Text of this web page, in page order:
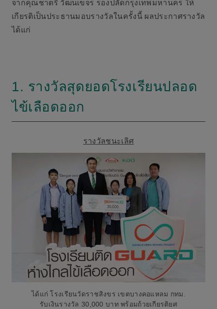
จากคุณชาตรี วัฒนเขจร รองปลัดกรุงเทพมหานคร ให้
เกียรติเป็นประธานมอบรางวัลในครั้งนี้ ผลประกาศรางวัล
ได้แก่
1. รางวัลสุดยอดโรงเรียนปลอด
ไข้เลือดออก
รางวัลชนะเลิศ
ได้แก่ โรงเรียนวัดราชสิงขร เขตบางคอแหลม กทม.
รับเงินรางวัล 30,000 บาท พร้อมถ้วยเกียรติยศ